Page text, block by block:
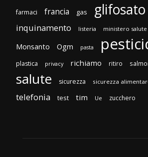
farmaci francia gas glifosato
inquinamento listeria ministero salute
Monsanto Ogm pasta
plastica privacy richiamo ritiro
salute sicurezza sicurezza
telefonia test tim Ue zucchero